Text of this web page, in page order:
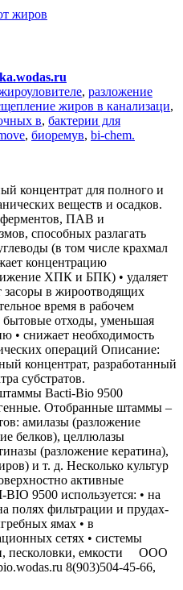
, разложение
жиров в канализаци,
в, бактерии для
, биоремув, bi-chem.
концентрат для полного и
веществ и осадков.
ферментов, ПАВ и
способных разлагать
(в том числе крахмал
концентрацию
ХПК и БПК) • удаляет
засоры в жироотводящих
время в рабочем
бытовые отходы, уменьшая
• снижает необходимость
операций Описание:
концентрат, разработанный
субстратов.
Bacti-Bio 9500
Отобранные штаммы –
амилазы (разложение
белков), целлюлазы
(разложение кератина),
и т. д. Несколько культур
активные
9500 используется: • на
полях фильтрации и прудах-
ямах • в
сетях • системы
песколовки, емкости ООО
8(903)504-45-66,